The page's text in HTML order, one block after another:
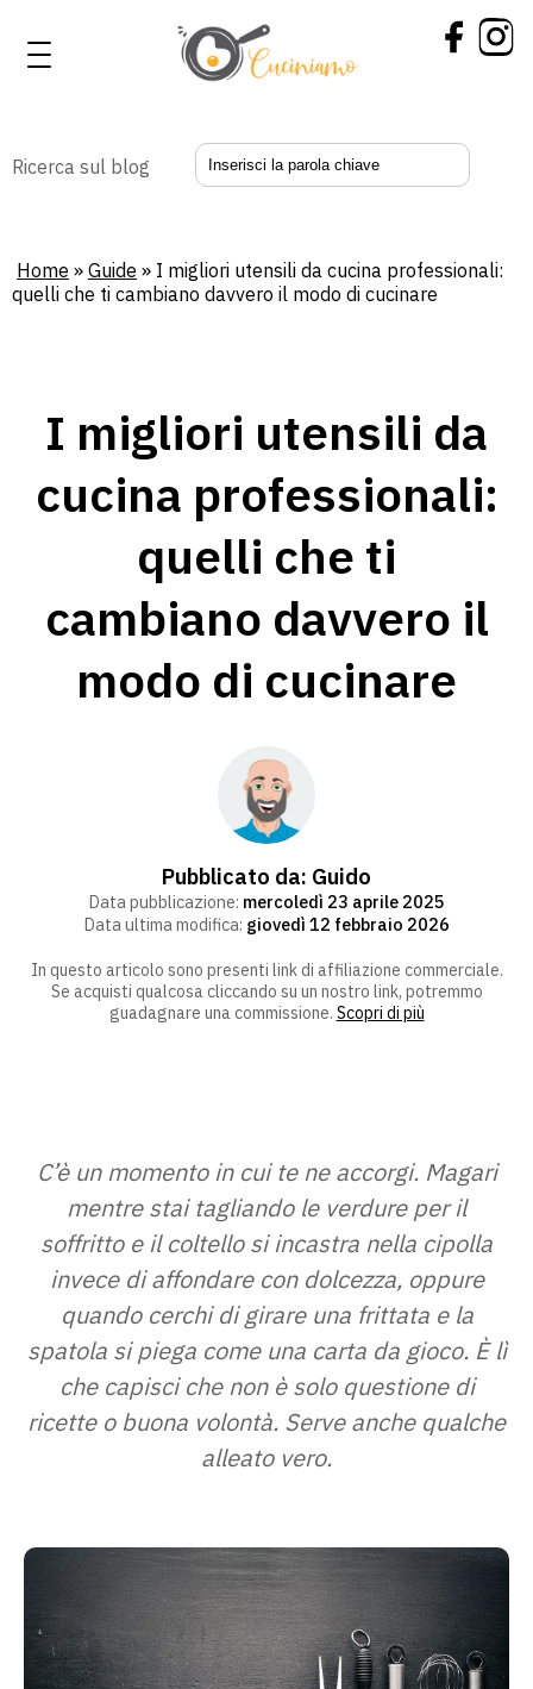
Ricerca sul blog
Home » Guide » I migliori utensili da cucina professionali:
quelli che ti cambiano davvero il modo di cucinare
I migliori utensili da
cucina professionali:
quelli che ti
cambiano davvero il
modo di cucinare
Pubblicato da: Guido
Data pubblicazione: mercoledì 23 aprile 2025
Data ultima modifica: giovedì 12 febbraio 2026
In questo articolo sono presenti link di affiliazione commerciale.
Se acquisti qualcosa cliccando su un nostro link, potremmo
guadagnare una commissione. Scopri di più
C’è un momento in cui te ne accorgi. Magari
mentre stai tagliando le verdure per il
soffritto e il coltello si incastra nella cipolla
invece di affondare con dolcezza, oppure
quando cerchi di girare una frittata e la
spatola si piega come una carta da gioco. È lì
che capisci che non è solo questione di
ricette o buona volontà. Serve anche qualche
alleato vero.